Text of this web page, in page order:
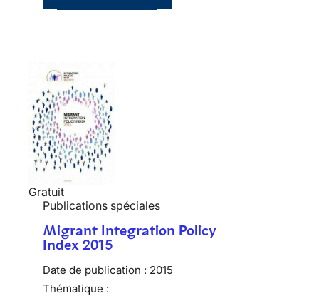
Gratuit
Publications spéciales
Migrant Integration Policy
Index 2015
Date de publication : 2015
Thématique :